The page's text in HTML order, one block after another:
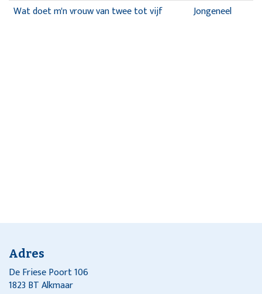
Wat doet m'n vrouw van twee tot vijf
Jongeneel
Adres
De Friese Poort 106
1823 BT Alkmaar